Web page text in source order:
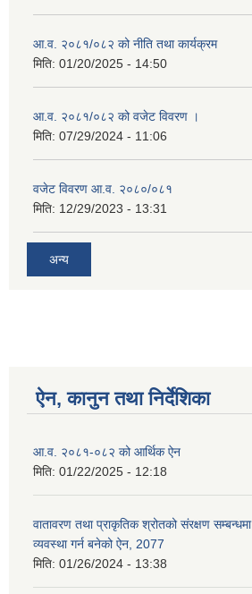
आ.व. २०८१/०८२ को नीति तथा कार्यक्रम
मिति: 01/20/2025 - 14:50
आ.व. २०८१/०८२ को वजेट विवरण ।
मिति: 07/29/2024 - 11:06
वजेट विवरण आ.व. २०८०/०८१
मिति: 12/29/2023 - 13:31
अन्य
ऐन, कानुन तथा निर्देशिका
आ.व. २०८१-०८२ को आर्थिक ऐन
मिति: 01/22/2025 - 12:18
वातावरण तथा प्राकृतिक श्रोतको संरक्षण सम्बन्धमा
व्यवस्था गर्न बनेको ऐन, 2077
मिति: 01/26/2024 - 13:38